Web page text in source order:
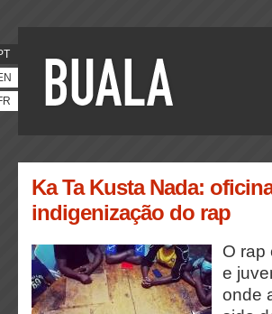
Ka Ta Kusta Nada:
indigenização do rap
O rap
e
onde